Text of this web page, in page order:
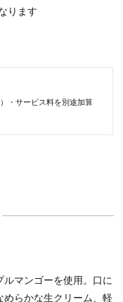
ります
・サービス料を別途加算
ルマンゴーを使用。口に
めらかな生クリーム、軽